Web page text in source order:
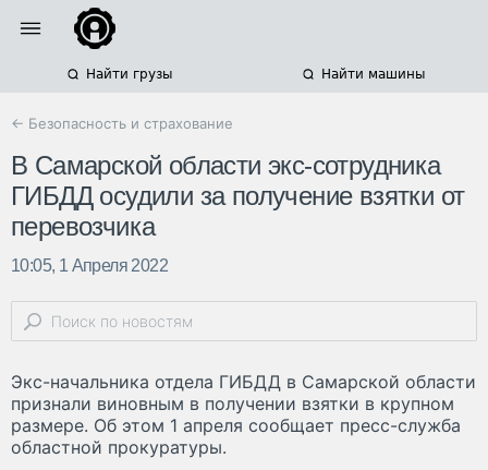
Найти грузы Найти машины
← Безопасность и страхование
В Самарской области экс-сотрудника
ГИБДД осудили за получение взятки от
перевозчика
10:05, 1 Апреля 2022
Экс-начальника отдела ГИБДД в Самарской области
признали виновным в получении взятки в крупном
размере. Об этом 1 апреля сообщает пресс-служба
областной прокуратуры.